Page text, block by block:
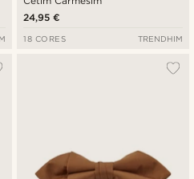
24,95 €
18 CORES TRENDHIM